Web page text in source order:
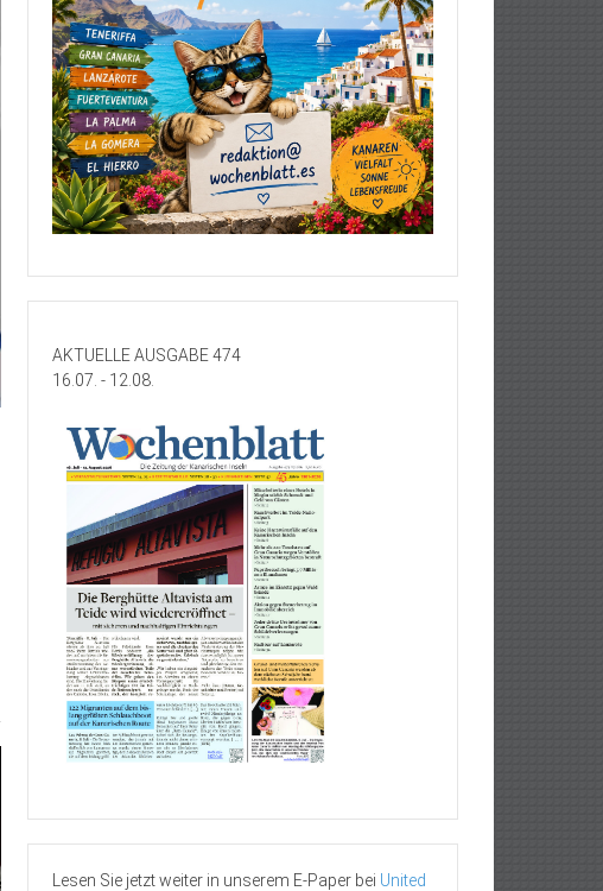
AKTUELLE AUSGABE 474
16.07. - 12.08.
Lesen Sie jetzt weiter in unserem E-Paper bei United